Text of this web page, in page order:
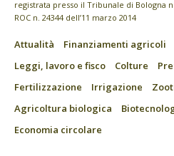
registrata presso il Tribunale di Bologna
ROC n. 24344 dell’11 marzo 2014
Attualità Finanziamenti agricoli
Leggi, lavoro e fisco
Colture
Fertilizzazione
Irrigazione
Agricoltura biologica
Economia circolare